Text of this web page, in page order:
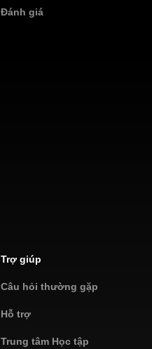
Đánh giá
Trợ giúp
Câu hỏi thường gặp
Hỗ trợ
Trung tâm Học tập